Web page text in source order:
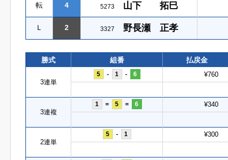
転 4 5273 山下 拓巳
Ｌ 2 3327 野長瀬 正孝
勝式 組番 払戻金
3連単
5 - 1 - 6 ¥760
3連複
1 = 5 = 6 ¥340
2連単
5 - 1 ¥300